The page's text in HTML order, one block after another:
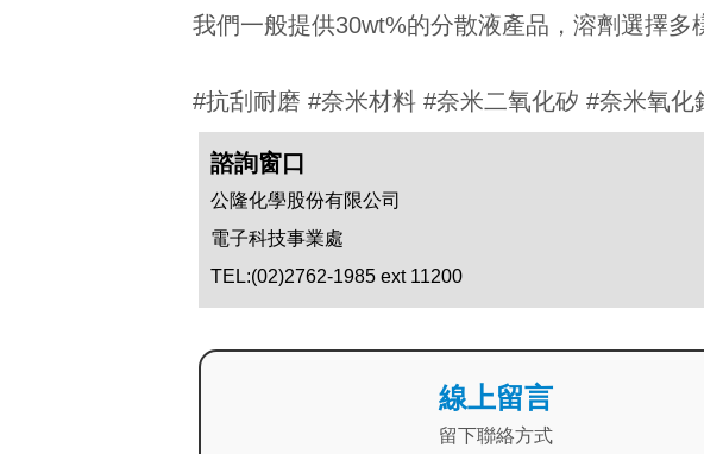
我們一般提供30wt%的分散液產品，溶劑選擇多
#抗刮耐磨 #奈米材料 #奈米二氧化矽 #奈米氧
諮詢窗口
公隆化學股份有限公司
電子科技事業處
TEL:(02)2762-1985 ext 11200
線上留言
留下聯絡方式